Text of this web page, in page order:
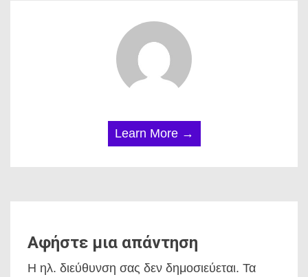
Learn More →
Αφήστε μια απάντηση
Η ηλ. διεύθυνση σας δεν δημοσιεύεται. Τα